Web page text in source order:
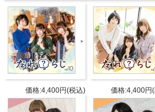
ラジオも収録した聴きどころ満
価格:4,400円(税込) 価格:4,400円